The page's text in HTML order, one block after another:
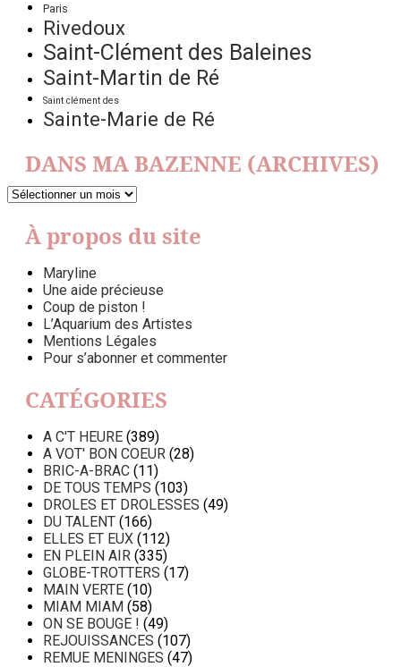
Paris
Rivedoux
Saint-Clément des Baleines
Saint-Martin de Ré
Saint clément des
Sainte-Marie de Ré
DANS MA BAZENNE (ARCHIVES)
DANS
BAZENNE
(ARCHIVES)
À propos du site
Maryline
Une aide précieuse
Coup de piston !
L’Aquarium des Artistes
Mentions Légales
Pour s’abonner et commenter
CATÉGORIES
A C'T HEURE (389)
A VOT' BON COEUR (28)
BRIC-A-BRAC (11)
DE TOUS TEMPS (103)
DROLES ET DROLESSES (49)
DU TALENT (166)
ELLES ET EUX (112)
EN PLEIN AIR (335)
GLOBE-TROTTERS (17)
MAIN VERTE (10)
MIAM MIAM (58)
ON SE BOUGE ! (49)
REJOUISSANCES (107)
REMUE MENINGES (47)